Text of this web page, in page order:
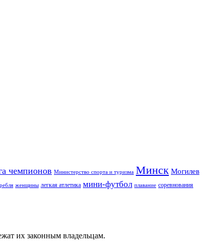
чемпионов Министерство спорта и туризма Минск Могилев
женщины легкая атлетика мини-футбол плавание соревнования
их законным владельцам.